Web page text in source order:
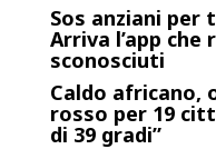
Sos anziani per
Arriva l’app che
sconosciuti
Caldo africano,
rosso per 19
di 39 gradi”